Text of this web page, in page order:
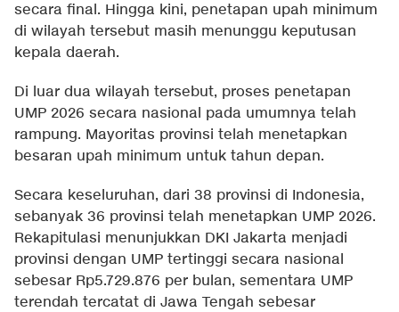
secara final. Hingga kini, penetapan upah minimum
di wilayah tersebut masih menunggu keputusan
kepala daerah.
Di luar dua wilayah tersebut, proses penetapan
UMP 2026 secara nasional pada umumnya telah
rampung. Mayoritas provinsi telah menetapkan
besaran upah minimum untuk tahun depan.
Secara keseluruhan, dari 38 provinsi di Indonesia,
sebanyak 36 provinsi telah menetapkan UMP 2026.
Rekapitulasi menunjukkan DKI Jakarta menjadi
provinsi dengan UMP tertinggi secara nasional
sebesar Rp5.729.876 per bulan, sementara UMP
terendah tercatat di Jawa Tengah sebesar